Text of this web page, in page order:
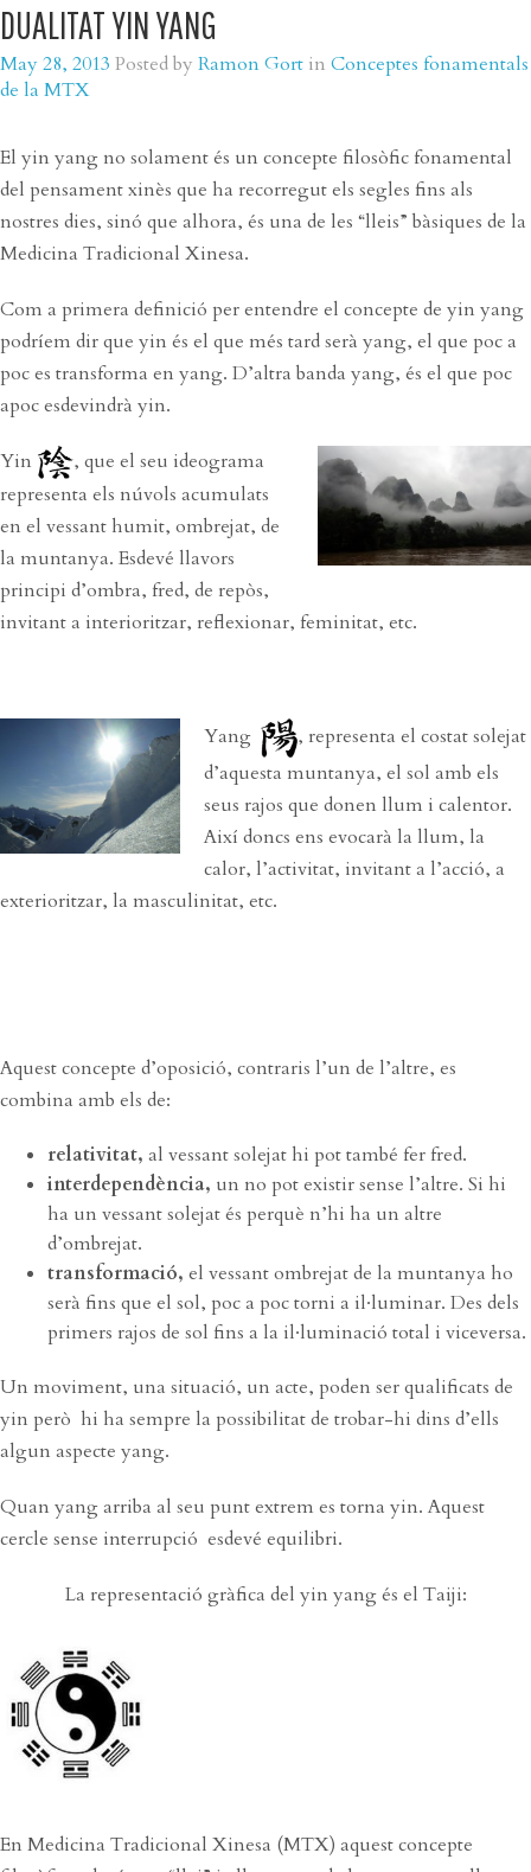
DUALITAT YIN YANG
May 28, 2013 Posted by Ramon Gort in Conceptes fonamentals
de la MTX
El yin yang no solament és un concepte filosòfic fonamental
del pensament xinès que ha recorregut els segles fins als
nostres dies, sinó que alhora, és una de les “lleis” bàsiques de la
Medicina Tradicional Xinesa.
Com a primera definició per entendre el concepte de yin yang
podríem dir que yin és el que més tard serà yang, el que poc a
poc es transforma en yang. D’altra banda yang, és el que poc
apoc esdevindrà yin.
Yin
, que el seu ideograma
representa els núvols acumulats
en el vessant humit, ombrejat, de
la muntanya. Esdevé llavors
principi d’ombra, fred, de repòs,
invitant a interioritzar, reflexionar, feminitat, etc.
Yang
, representa el costat solejat
d’aquesta muntanya, el sol amb els
seus rajos que donen llum i calentor.
Així doncs ens evocarà la llum, la
calor, l’activitat, invitant a l’acció, a
exterioritzar, la masculinitat, etc.
Aquest concepte d’oposició, contraris l’un de l’altre, es
combina amb els de:
relativitat, al vessant solejat hi pot també fer fred.
interdependència, un no pot existir sense l’altre. Si hi
ha un vessant solejat és perquè n’hi ha un altre
d’ombrejat.
transformació, el vessant ombrejat de la muntanya ho
serà fins que el sol, poc a poc torni a il·luminar. Des dels
primers rajos de sol fins a la il·luminació total i viceversa.
Un moviment, una situació, un acte, poden ser qualificats de
yin però hi ha sempre la possibilitat de trobar-hi dins d’ells
algun aspecte yang.
Quan yang arriba al seu punt extrem es torna yin. Aquest
cercle sense interrupció esdevé equilibri.
La representació gràfica del yin yang és el Taiji:
En Medicina Tradicional Xinesa (MTX) aquest concepte